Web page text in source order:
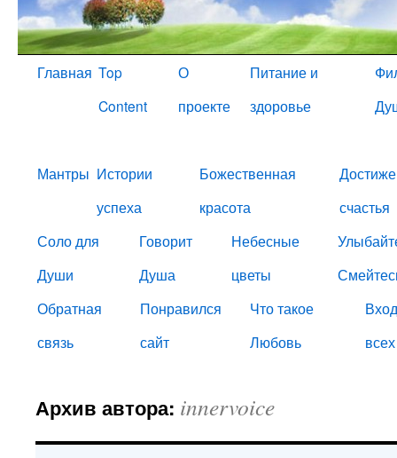
Главная Top
Content
О
проекте
Питание и
здоровье
Мантры Истории
успеха
Божественная
красота
счастья
Соло для
Души
Говорит
Душа
Небесные
цветы
Обратная
связь
Понравился
сайт
Что такое
Любовь
всех
Архив автора: innervoice